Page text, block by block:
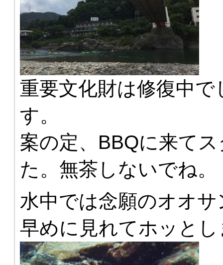
重要文化財は修復中
す。
案の定、BBQに来て
た。無茶しないでね。
水中では念願のオオ
早めに見れてホッと